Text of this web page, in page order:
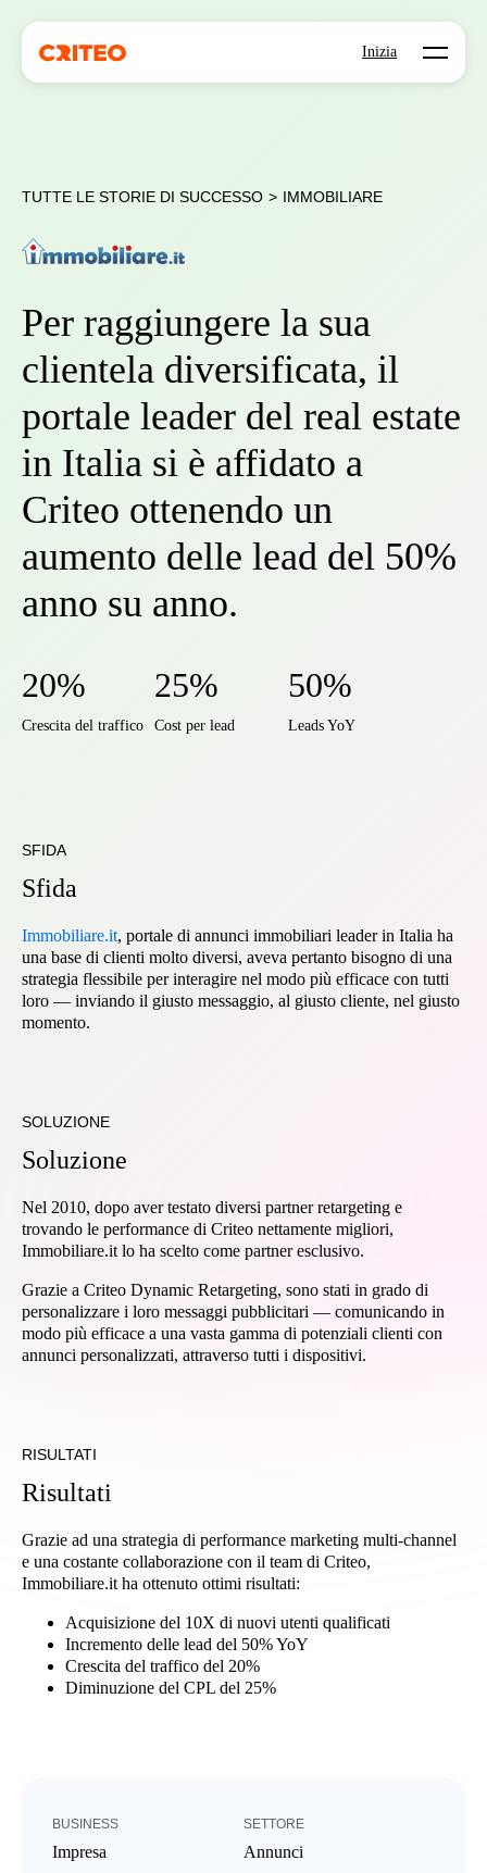
Inizia Open
TUTTE LE STORIE DI SUCCESSO > IMMOBILIARE
Per raggiungere la sua
clientela diversificata, il
portale leader del real estate
in Italia si è affidato a
Criteo ottenendo un
aumento delle lead del 50%
anno su anno.
20%
Crescita del traffico
25%
Cost per lead
50%
Leads YoY
BUSINESS
Impresa
SETTORE
Annunci
SFIDA
Sfida
Immobiliare.it, portale di annunci immobiliari leader in Italia ha
una base di clienti molto diversi, aveva pertanto bisogno di una
strategia flessibile per interagire nel modo più efficace con tutti
loro — inviando il giusto messaggio, al giusto cliente, nel giusto
momento.
SOLUZIONE
Soluzione
Nel 2010, dopo aver testato diversi partner retargeting e
trovando le performance di Criteo nettamente migliori,
Immobiliare.it lo ha scelto come partner esclusivo.
Grazie a Criteo Dynamic Retargeting, sono stati in grado di
personalizzare i loro messaggi pubblicitari — comunicando in
modo più efficace a una vasta gamma di potenziali clienti con
annunci personalizzati, attraverso tutti i dispositivi.
RISULTATI
Risultati
Grazie ad una strategia di performance marketing multi-channel
e una costante collaborazione con il team di Criteo,
Immobiliare.it ha ottenuto ottimi risultati:
Acquisizione del 10X di nuovi utenti qualificati
Incremento delle lead del 50% YoY
Crescita del traffico del 20%
Diminuzione del CPL del 25%